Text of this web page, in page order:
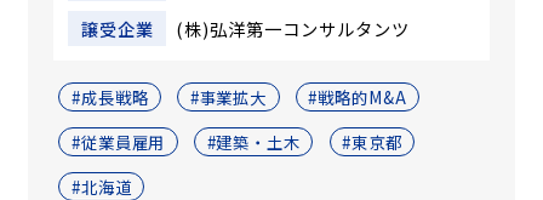
譲受企業
(株)弘洋第一コンサルタンツ
#成長戦略 #事業拡大
#戦略的M&A
#従業員雇用
#建築・土木
#東京都
#北海道